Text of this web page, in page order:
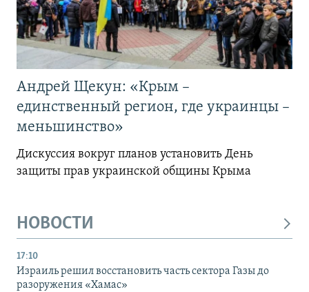
Андрей Щекун: «Крым –
единственный регион, где украинцы –
меньшинство»
Дискуссия вокруг планов установить День
защиты прав украинской общины Крыма
НОВОСТИ
17:10
Израиль решил восстановить часть сектора Газы до
разоружения «Хамас»